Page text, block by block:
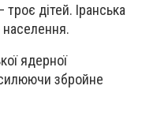
троє дітей. Іранська
ядерної
збройне